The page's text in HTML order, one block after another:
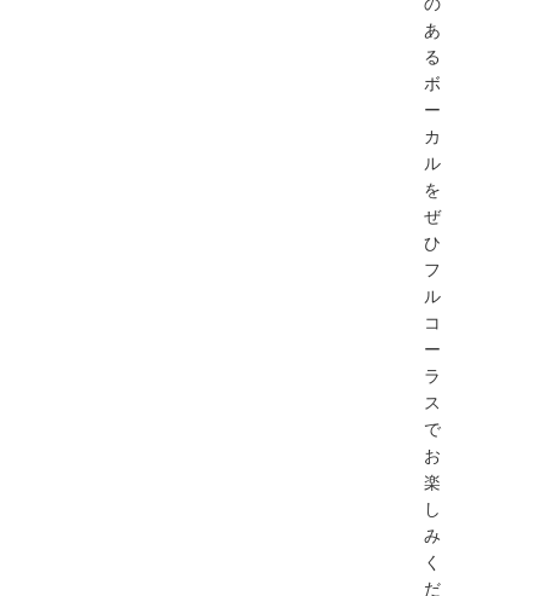
あ
る
ボ
ー
カ
ル
を
ぜ
ひ
フ
ル
コ
ー
ラ
ス
で
お
楽
し
み
く
だ